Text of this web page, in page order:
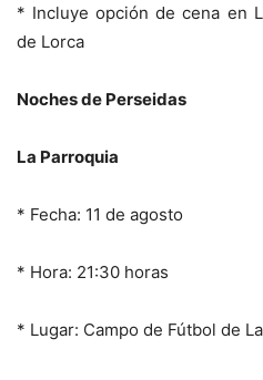
* Incluye opción de cena en
de Lorca
Noches de Perseidas
La Parroquia
* Fecha: 11 de agosto
* Hora: 21:30 horas
* Lugar: Campo de Fútbol de